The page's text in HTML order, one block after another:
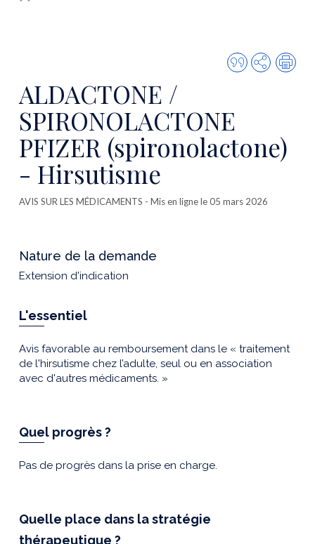
Citer
cette
Partager
ALDACTONE /
SPIRONOLACTONE
PFIZER (spironolactone)
- Hirsutisme
AVIS SUR LES MÉDICAMENTS - Mis en ligne le 05 mars 2026
Nature de la demande
Extension d'indication
L'essentiel
Avis favorable au remboursement dans le « traitement
de l'hirsutisme chez l’adulte, seul ou en association
avec d'autres médicaments. »
Quel progrès ?
Pas de progrès dans la prise en charge.
Quelle place dans la stratégie
thérapeutique ?